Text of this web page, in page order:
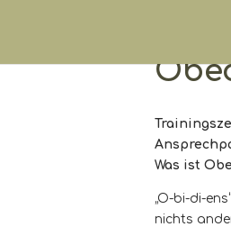
Was ist
„O-bi-di-
nichts